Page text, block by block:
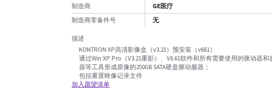
制造商
GE医疗
制造商零备件号
无
描述
KONTRON XP高清影像盒（v3.21）预安装（v661）
通过Win XP Pro（V3.21重影）、V6.61软件和所有需要使用的驱动器和
器等工具形成原像的250GB SATA硬盘驱动服器；
包括重置映像记录文件
加入愿望清单